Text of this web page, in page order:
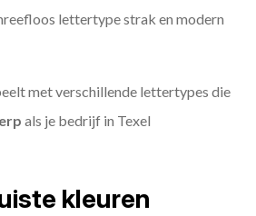
lettertype strak en modern
met verschillende lettertypes die
als je bedrijf in Texel
kleuren